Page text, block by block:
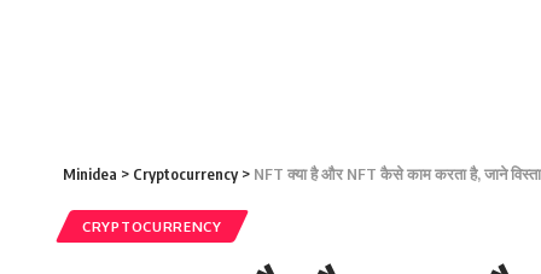
Minidea > Cryptocurrency> NFT क्या है और NFT कैसे काम करता है, जाने
CRYPTOCURRENCY